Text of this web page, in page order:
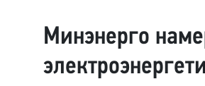
Минэнерго